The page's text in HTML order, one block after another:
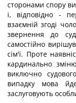
сторонами спору
і, відповідно -
взаємній згоді
звернення до
самостійно
сім'ї. Проте
кардинально
виключно
випадку мова
заслуговують